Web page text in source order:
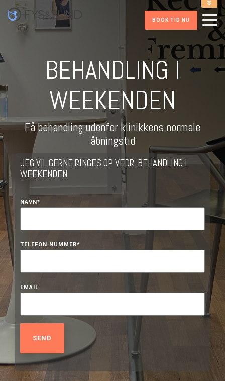
INFORMATION VED TIDSBOOKNING
ONLINE INDMELDELSE FITNESS
BOOK TID NU
BEHANDLING I
WEEKENDEN
Få behandling udenfor klinikkens normale
åbningstid
JEG VIL GERNE RINGES OP VEDR. BEHANDLING I
WEEKENDEN.
NAVN*
TELEFON NUMMER*
EMAIL